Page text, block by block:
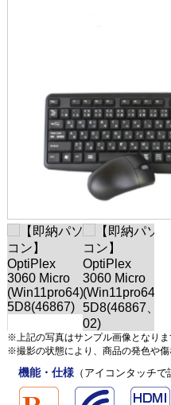
※上記の写真はサンプル画像となりま
※撮影の状態により、商品の発色や
機能・仕様（アイコンタッチで